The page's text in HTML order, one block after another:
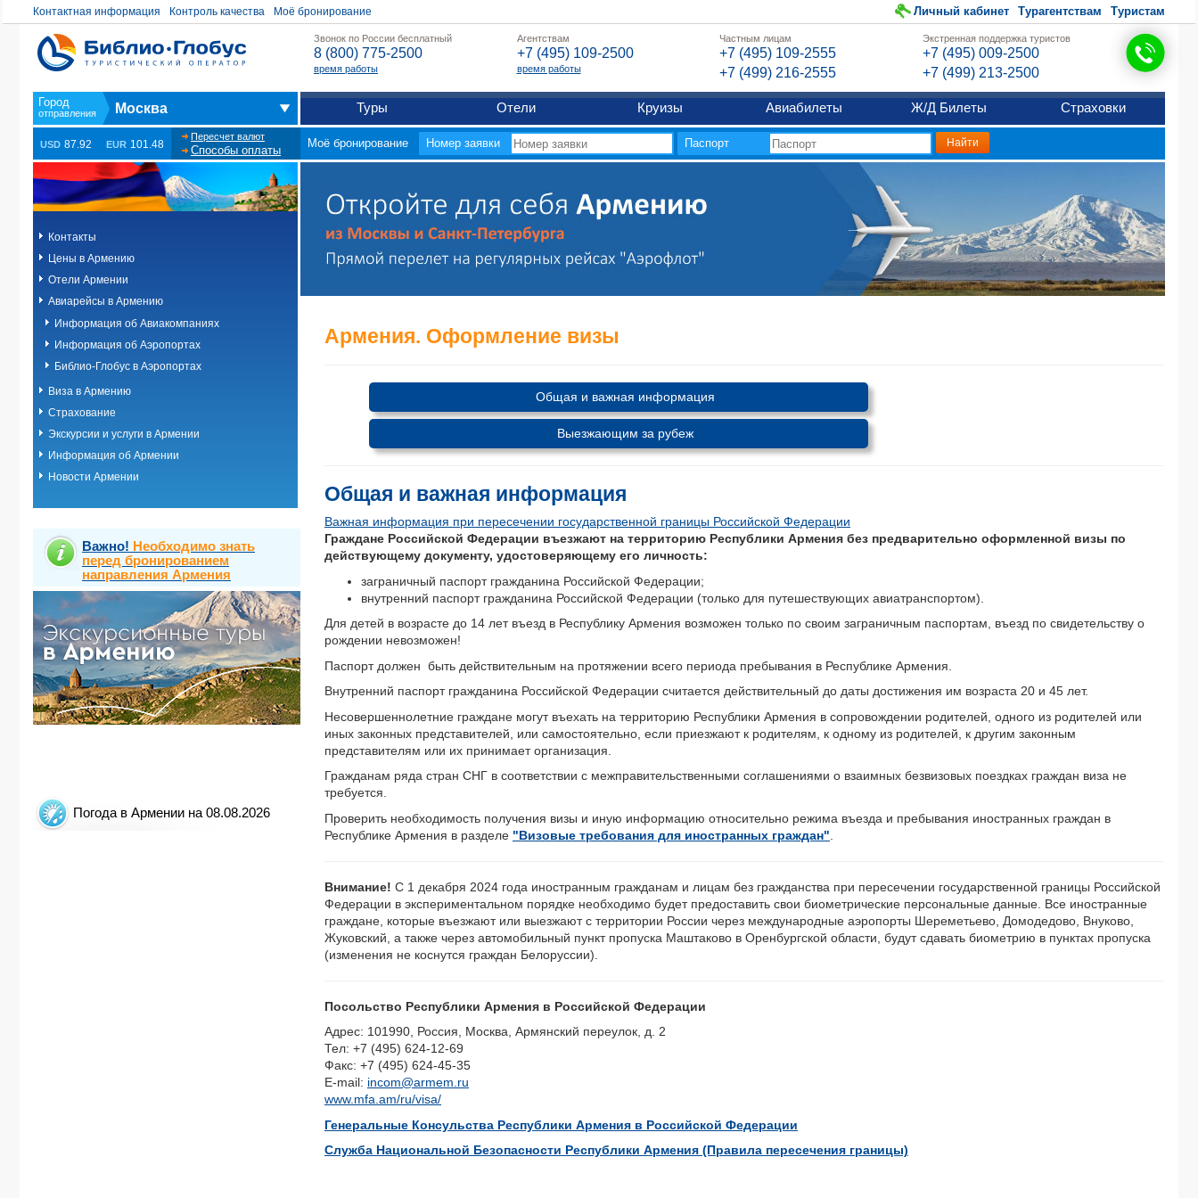
Контактная информация Контроль качества Моё бронирование Личный кабинет Турагентствам Туристам
Звонок по России бесплатный
8 (800) 775-2500
время работы
Агентствам
+7 (495) 109-2500
время работы
Частным лицам
+7 (495) 109-2555
+7 (499) 216-2555
Экстренная поддержка туристов
+7 (495) 009-2500
+7 (499) 213-2500
Москва Туры Отели Круизы Авиабилеты Ж/Д Билеты Страховки
USD 87.92 EUR 101.48
Пересчет валют
Способы оплаты
Моё бронирование Номер заявки Паспорт
Контакты
Цены в Армению
Отели Армении
Авиарейсы в Армению
Информация об Авиакомпаниях
Информация об Аэропортах
Библио-Глобус в Аэропортах
Виза в Армению
Страхование
Экскурсии и услуги в Армении
Информация об Армении
Новости Армении
Важно! Необходимо знать
перед бронированием
направления Армения
Погода в Армении на 08.08.2026
Армения. Оформление визы
Общая и важная информация
Выезжающим за рубеж
Общая и важная информация
Важная информация при пересечении государственной границы Российской Федерации
Граждане Российской Федерации въезжают на территорию Республики Армения без предварительно оформленной визы по
действующему документу, удостоверяющему его личность:
заграничный паспорт гражданина Российской Федерации;
внутренний паспорт гражданина Российской Федерации (только для путешествующих авиатранспортом).
Для детей в возрасте до 14 лет въезд в Республику Армения возможен только по своим заграничным паспортам, въезд по свидетельству о
рождении невозможен!
Паспорт должен быть действительным на протяжении всего периода пребывания в Республике Армения.
Внутренний паспорт гражданина Российской Федерации считается действительный до даты достижения им возраста 20 и 45 лет.
Несовершеннолетние граждане могут въехать на территорию Республики Армения в сопровождении родителей, одного из родителей или
иных законных представителей, или самостоятельно, если приезжают к родителям, к одному из родителей, к другим законным
представителям или их принимает организация.
Гражданам ряда стран СНГ в соответствии с межправительственными соглашениями о взаимных безвизовых поездках граждан виза не
требуется.
Проверить необходимость получения визы и иную информацию относительно режима въезда и пребывания иностранных граждан в
Республике Армения в разделе "Визовые требования для иностранных граждан"
Внимание! С 1 декабря 2024 года иностранным гражданам и лицам без гражданства при пересечении государственной границы Российской
Федерации в экспериментальном порядке необходимо будет предоставить свои биометрические персональные данные. Все иностранные
граждане, которые въезжают или выезжают с территории России через международные аэропорты Шереметьево, Домодедово, Внуково,
Жуковский, а также через автомобильный пункт пропуска Маштаково в Оренбургской области, будут сдавать биометрию в пунктах пропуска
(изменения не коснутся граждан Белоруссии).
Посольство Республики Армения в Российской Федерации
Адрес: 101990, Россия, Москва, Армянский переулок, д. 2
Тел: +7 (495) 624-12-69
Факс: +7 (495) 624-45-35
E-mail: incom@armem.ru
www.mfa.am/ru/visa/
Генеральные Консульства Республики Армения в Российской Федерации
Служба Национальной Безопасности Республики Армения (Правила пересечения границы)